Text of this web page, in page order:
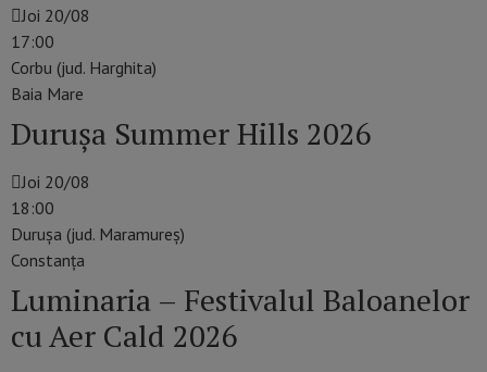
Joi 20/08
17:00
Corbu (jud. Harghita)
Baia Mare
Durușa Summer Hills 2026
Joi 20/08
18:00
Durușa (jud. Maramureș)
Constanţa
Luminaria – Festivalul Baloanelor
cu Aer Cald 2026